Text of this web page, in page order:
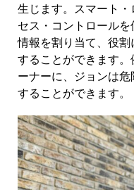
生じます。スマート
セス・コントロール
情報を割り当て、役
することができます
ーナーに、ジョンは
することができます。